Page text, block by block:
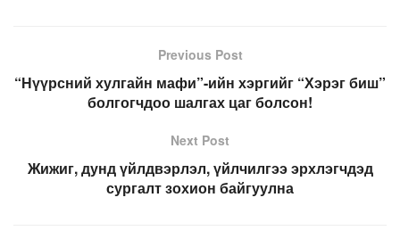
Previous Post
“Нүүрсний хулгайн мафи”-ийн хэргийг “Хэрэг биш”
болгогчдоо шалгах цаг болсон!
Next Post
Жижиг, дунд үйлдвэрлэл, үйлчилгээ эрхлэгчдэд
сургалт зохион байгуулна